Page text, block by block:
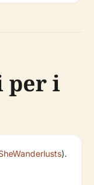
per i
).